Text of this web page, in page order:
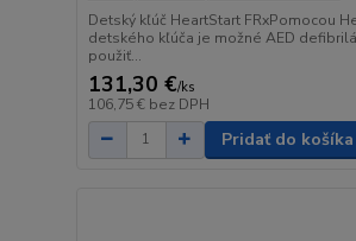
Detský kľúč HeartStart FRxPomocou
detského kľúča je možné AED
použiť...
131,30 €/ks
106,75 € bez DPH
Pridať do košíka